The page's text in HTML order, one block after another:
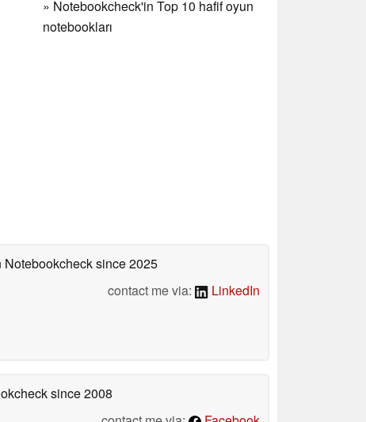
» Notebookcheck'in Top 10 hafif oyun
notebookları
Notebookchecksince 2025
contact me via:
LinkedIn
since 2008